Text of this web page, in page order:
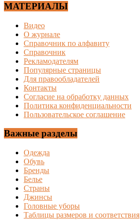
МАТЕРИАЛЫ
Видео
О журнале
Справочник по алфавиту
Справочник
Рекламодателям
Популярные страницы
Для правообладателей
Контакты
Согласие на обработку данных
Политика конфиденциальности
Пользовательское соглашение
Важные разделы
Одежда
Обувь
Бренды
Белье
Страны
Джинсы
Головные уборы
Таблицы размеров и соответствия